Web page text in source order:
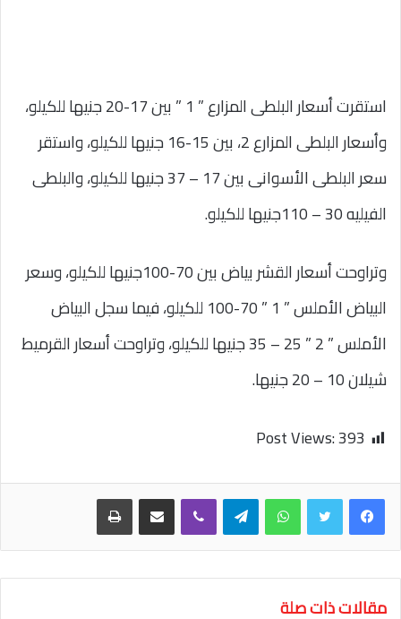
استقرت أسعار البلطى المزارع ” 1 ” بين 17-20 جنيها للكيلو،
وأسعار البلطى المزارع 2، بين 15-16 جنيها للكيلو، واستقر
سعر البلطى الأسوانى بين 17 – 37 جنيها للكيلو، والبلطى
الفيليه 30 – 110جنيها للكيلو.
وتراوحت أسعار القشر بياض بين 70-100جنيها للكيلو، وسعر
البياض الأملس ” 1 ” 70-100 للكيلو، فيما سجل البياض
الأملس ” 2 ” 25 – 35 جنيها للكيلو، وتراوحت أسعار القرميط
شيلان 10 – 20 جنيها.
Post Views:393
واتساب تيلقرام
مقالات ذات صلة